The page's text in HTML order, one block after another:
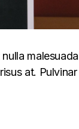
malesuada
at. Pulvinar